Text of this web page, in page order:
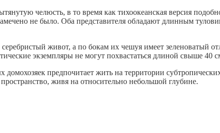
челюсть, в то время как тихоокеанская версия
не было. Оба представителя обладают длинным
живот, а по бокам их чешуя имеет зеленоватый
экземпляры не могут похвастаться длиной свыше
предпочитает жить на территории
живя на относительно небольшой глубине.